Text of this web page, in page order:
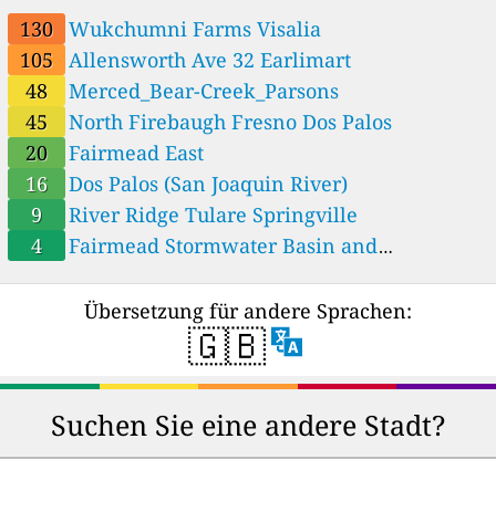
130
Wukchumni Farms Visalia
105
Allensworth Ave 32 Earlimart
48
Merced_Bear-Creek_Parsons
45
North Firebaugh Fresno Dos Palos
20
Fairmead East
16
Dos Palos (San Joaquin River)
9
River Ridge Tulare Springville
4
Fairmead Stormwater Basin and
Übersetzung für andere Sprachen:
🇬🇧
Suchen Sie eine andere Stadt?